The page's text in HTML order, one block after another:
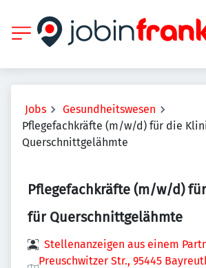
Jobs
Gesundheitswesen
Pflegefachkräfte (m/w/d) für die
Querschnittgelähmte
Pflegefachkräfte (m/w/d)
für Querschnittgelähmte
Stellenanzeigen aus einem
Preuschwitzer Str., 95445